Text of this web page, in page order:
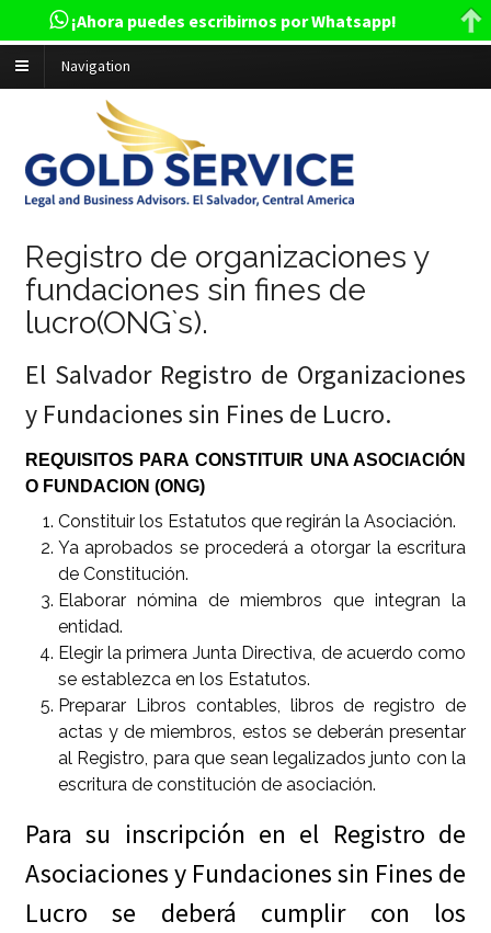
Navigation
Registro de organizaciones y
fundaciones sin fines de
lucro(ONG`s).
El Salvador Registro de Organizaciones
y Fundaciones sin Fines de Lucro.
REQUISITOS PARA CONSTITUIR UNA ASOCIACIÓN
O FUNDACION (ONG)
Constituir los Estatutos que regirán la Asociación.
Ya aprobados se procederá a otorgar la escritura
de Constitución.
Elaborar nómina de miembros que integran la
entidad.
Elegir la primera Junta Directiva, de acuerdo como
se establezca en los Estatutos.
Preparar Libros contables, libros de registro de
actas y de miembros, estos se deberán presentar
al Registro, para que sean legalizados junto con la
escritura de constitución de asociación.
Para su inscripción en el Registro de
Asociaciones y Fundaciones sin Fines de
Lucro se deberá cumplir con los
¡Ahora puedes escribirnos por Whatsapp!